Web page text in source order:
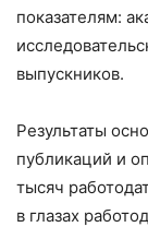
показателям:
выпускников.
Результаты
публикаций и
тысяч
в глазах